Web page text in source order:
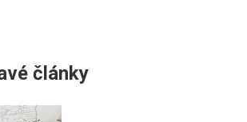
články